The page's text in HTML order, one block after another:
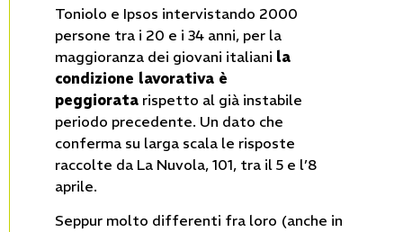
Toniolo e Ipsos intervistando 2000
persone tra i 20 e i 34 anni, per la
maggioranza dei giovani italiani la
condizione lavorativa è
peggiorata rispetto al già instabile
periodo precedente. Un dato che
conferma su larga scala le risposte
raccolte da La Nuvola, 101, tra il 5 e l’8
aprile.
Seppur molto differenti fra loro (anche in